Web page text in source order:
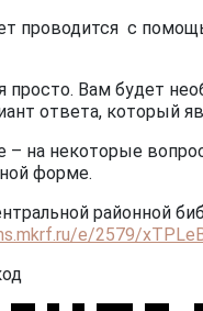
проводится с
просто. Вам будет
ответа, который
– на некоторые
форме.
районной
e/2579/